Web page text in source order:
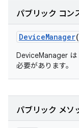
パブリック コン
DeviceManager
DeviceManager は
必要があります。
パブリック メソ